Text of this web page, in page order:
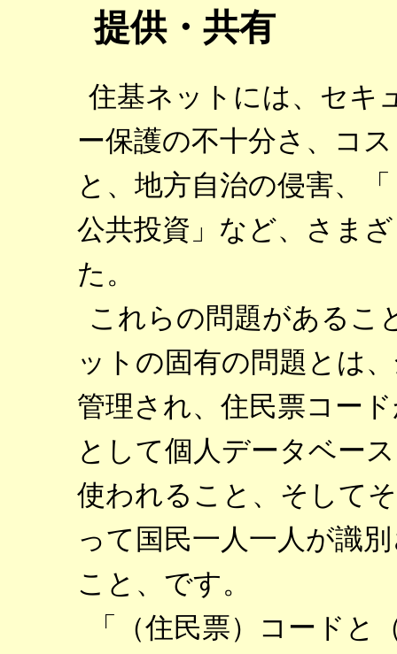
提供・共有
住基ネットには、セキ
ー保護の不十分さ、コ
と、地方自治の侵害、
公共投資」など、さま
た。
これらの問題があるこ
ットの固有の問題とは
管理され、住民票コー
として個人データベー
使われること、そして
って国民一人一人が識
こと、です。
「（住民票）コードと